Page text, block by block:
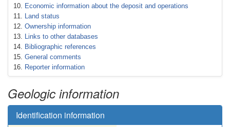
Economic information about the deposit and operations
Land status
Ownership information
Links to other databases
Bibliographic references
General comments
Reporter information
Geologic information
Identification information